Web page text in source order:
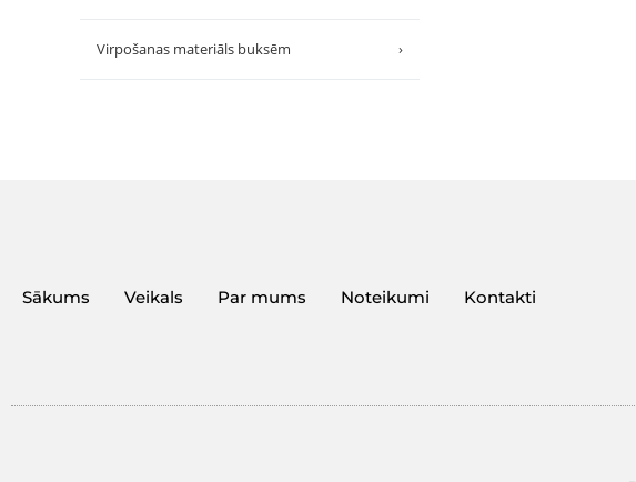
Virpošanas materiāls buksēm ›
Sākums Veikals Par mums Noteikumi Kontakti